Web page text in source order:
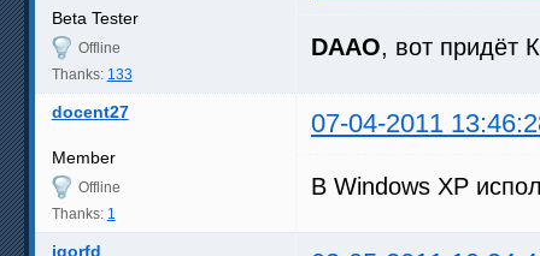
Beta Tester
Offline
Thanks: 133
DAAO, вот придёт
docent27 07-04-2011
Member
Offline
Thanks: 1
В Windows XP
igorfd